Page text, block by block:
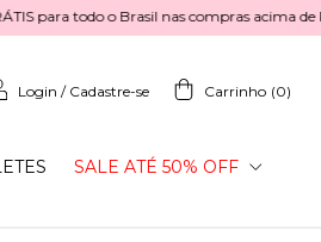
todo o Brasil nas compras acima de R$
Login / Cadastre-se Carrinho (0)
SALE ATÉ 50% OFF